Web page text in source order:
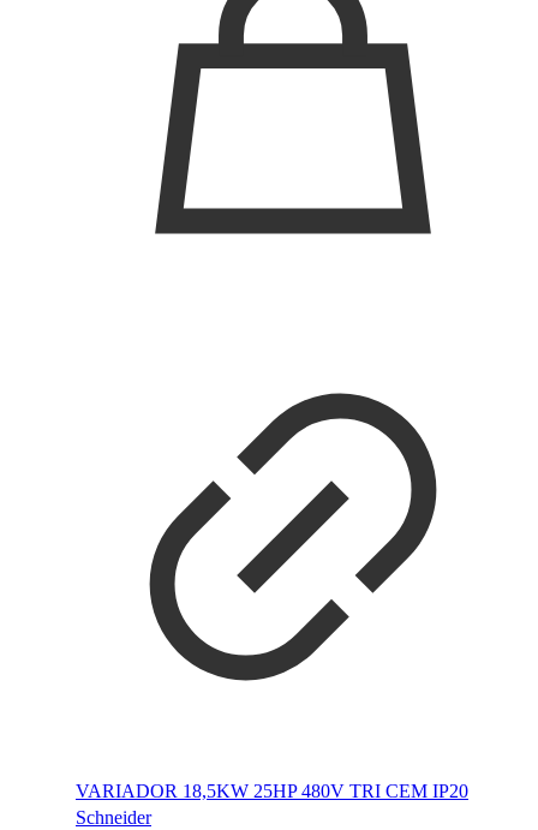
VARIADOR 18,5KW 25HP 480V TRI CEM IP20
Schneider